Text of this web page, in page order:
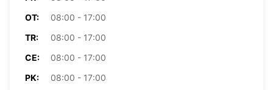
OT:
08:00 - 17:00
TR:
08:00 - 17:00
CE:
08:00 - 17:00
PK:
08:00 - 17:00